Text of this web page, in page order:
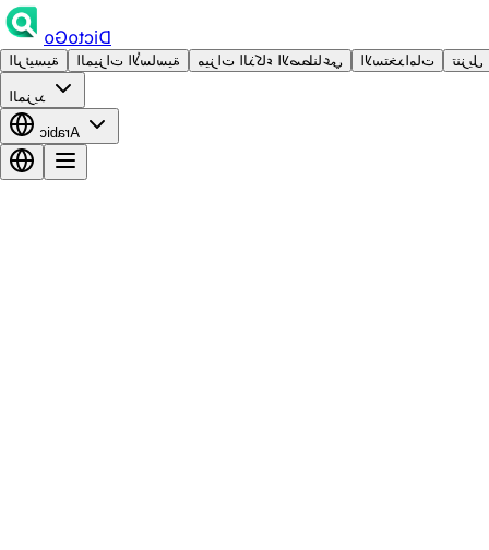
DictoGo
الرئيسية الميزات الأساسية ميزات الذكاء الاصطناعي الاستخدامات تنزيل
المزيد